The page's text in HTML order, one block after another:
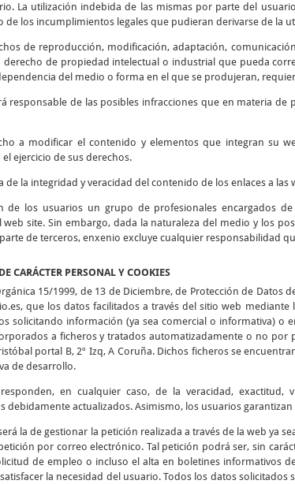
La utilización indebida de las mismas por parte del
de los incumplimientos legales que pudieran derivarse de la
de reproducción, modificación, adaptación,
de propiedad intelectual o industrial que pueda
del medio o forma en el que se produjeran,
responsable de las posibles infracciones que en materia
a modificar el contenido y elementos que integran su
ejercicio de sus derechos.
de la integridad y veracidad del contenido de los enlaces a
de los usuarios un grupo de profesionales encargados
site. Sin embargo, dada la naturaleza del medio y los
de terceros, enxenio excluye cualquier responsabilidad
CARÁCTER PERSONAL Y COOKIES
15/1999, de 13 de Diciembre, de Protección de Datos
que los datos facilitados a través del sitio web
solicitando información (ya sea comercial o informativa)
a ficheros y tratados automatizadamente o no
portal B, 2º Izq, A Coruña. Dichos ficheros se
de desarrollo.
en cualquier caso, de la veracidad, exactitud,
actualizados. Asimismo, los usuarios garantizan
la de gestionar la petición realizada a través de la web ya
por correo electrónico. Tal petición podrá ser, sin
de empleo o incluso el alta en boletines informativos
la necesidad del usuario. Todos los datos